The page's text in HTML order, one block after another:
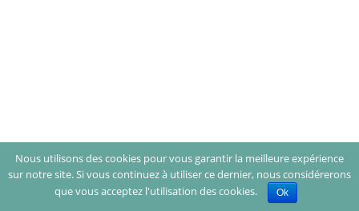
Nous utilisons des cookies pour vous garantir la meilleure expérience
sur notre site. Si vous continuez à utiliser ce dernier, nous considérerons
que vous acceptez l'utilisation des cookies.
Ok